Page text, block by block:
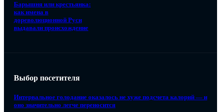
Барышня или крестьянка:
как имена в
дореволюционной Руси
выдавали происхождение
Выбор посетителя
Интервальное голодание оказалось не хуже подсчета калорий — и
оно значительно легче переносится